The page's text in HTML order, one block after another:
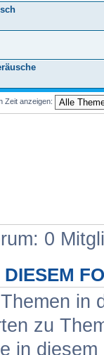
Zeit anzeigen:
0
in
zu
in